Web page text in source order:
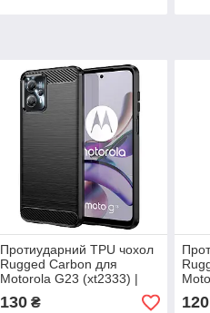
Протиударний TPU чохол
Rugged Carbon для
Motorola G23 (xt2333) |
Mofan | чорний
130₴ 120